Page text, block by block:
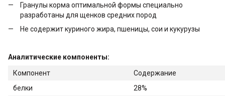
Гранулы корма оптимальной формы специально
разработаны для щенков средних пород
Не содержит куриного жира, пшеницы, сои и кукурузы
Аналитические компоненты:
Компонент
Содержание
белки
28%